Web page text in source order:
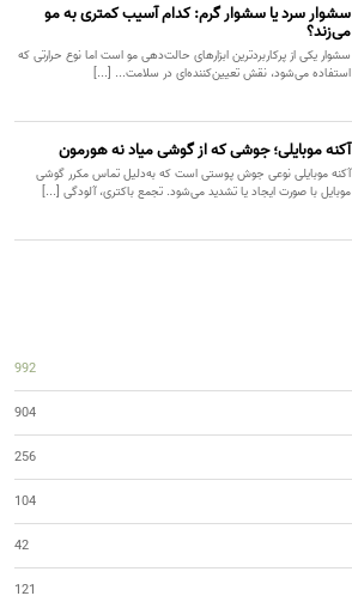
سشوار سرد یا سشوار گرم: کدام آسیب کمتری به مو
می‌زند؟
سشوار یکی از پرکاربردترین ابزارهای حالت‌دهی مو است اما نوع حرارتی که
استفاده می‌شود، نقش تعیین‌کننده‌ای در سلامت... [...]
آکنه موبایلی؛ جوشی که از گوشی میاد نه هورمون
آکنه موبایلی نوعی جوش پوستی است که به‌دلیل تماس مکرر گوشی
موبایل با صورت ایجاد یا تشدید می‌شود. تجمع باکتری، آلودگی [...]
992
904
256
104
42
121